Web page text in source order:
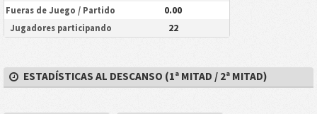
Fueras de Juego / Partido 0.00
Jugadores participando 22
ESTADÍSTICAS AL DESCANSO (1ª MITAD / 2ª MITAD)